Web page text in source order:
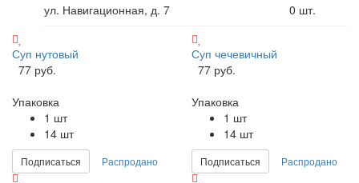
ул. Навигационная, д. 7 0 шт.
Суп нутовый
77 руб.
Упаковка
1 шт
14 шт
Подписаться Распродано
Суп чечевичный
77 руб.
Упаковка
1 шт
14 шт
Подписаться Распродано